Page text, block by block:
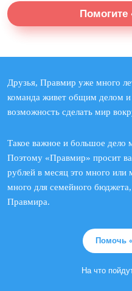
Помогите
Друзья, Правмир уже много
команда живет общим делом
возможность сделать мир
Такое важное и большое дело
Поэтому «Правмир» просит
рублей в месяц это много
много для семейного
Правмира.
Помочь
На что